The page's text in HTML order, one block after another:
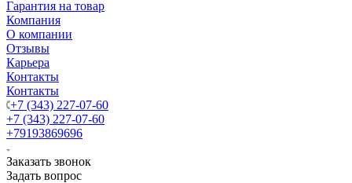
Гарантия на товар
Компания
О компании
Отзывы
Карьера
Контакты
Контакты
+7 (343) 227-07-60
+7 (343) 227-07-60
+79193869696
Заказать звонок
Задать вопрос